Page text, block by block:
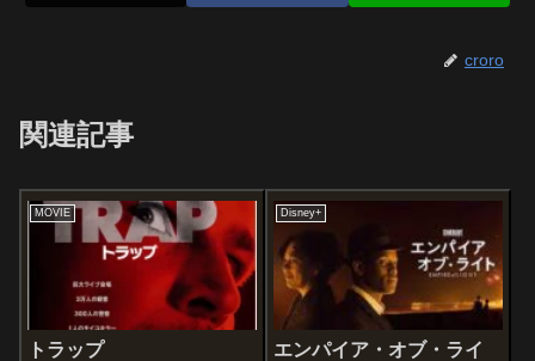
croro
関連記事
MOVIE
トラップ
Disney+
エンパイア・オブ・ライ